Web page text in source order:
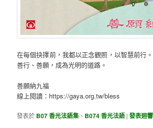
在每個抉擇前，我都以正念觀照，以智慧前行
善行、善願，成為光明的道路。
善願納九福
線上閱讀：https://gaya.org.tw/bless
發表於 B07 香光法語集 、 B074 香光法語 |發表迴響